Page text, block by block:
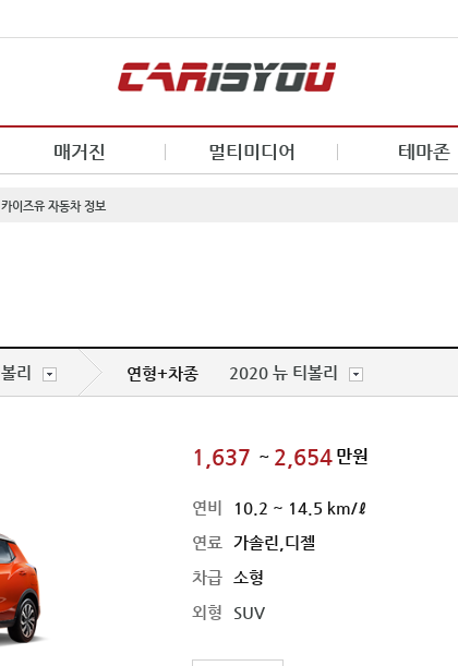
매거진 멀티미디어 테마존
이즈유 자동차 정보
리 연형+차종 2020 뉴 티볼리
1,637 ~ 2,654 만원
연비
10.2 ~ 14.5 km/ℓ
연료
가솔린,디젤
차급
소형
외형
SUV